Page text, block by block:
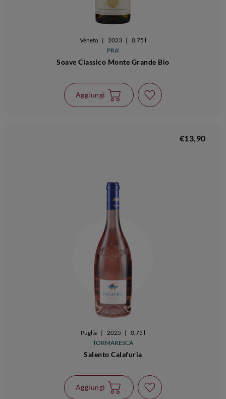
Veneto | 2023 |
0,75 l
PRA'
Soave Classico Monte Grande Bio
Aggiungi
€13,90
Puglia | 2025 | 0,75 l
TORMARESCA
Salento Calafuria
Aggiungi